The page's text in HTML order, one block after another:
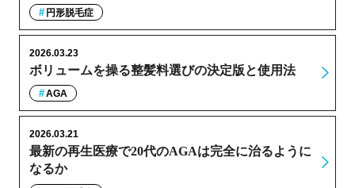
円形脱毛症
ボリュームを操る整髪料選びの決定版と使用法
2026.03.23
AGA
最新の再生医療で20代のAGAは完全に治るように
なるか
2026.03.21